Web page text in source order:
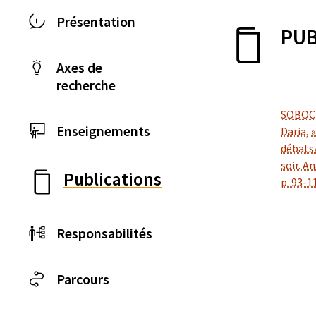
Présentation
Axes de
recherche
Enseignements
Publications
Responsabilités
Parcours
Daria,
soir.
p. 93-